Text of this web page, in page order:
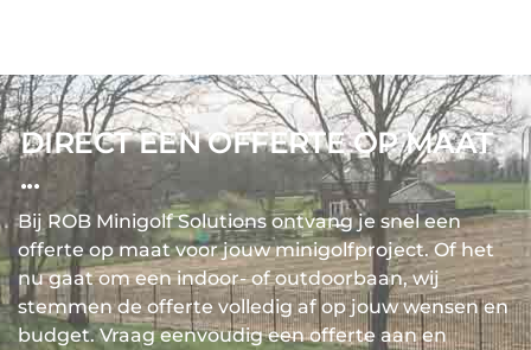
DIRECT EEN OFFERTE OP MAAT
...
Bij ROB Minigolf Solutions ontvang je snel een
offerte op maat voor jouw minigolfproject. Of het
nu gaat om een indoor- of outdoorbaan, wij
stemmen de offerte volledig af op jouw wensen en
budget. Vraag eenvoudig een offerte aan en